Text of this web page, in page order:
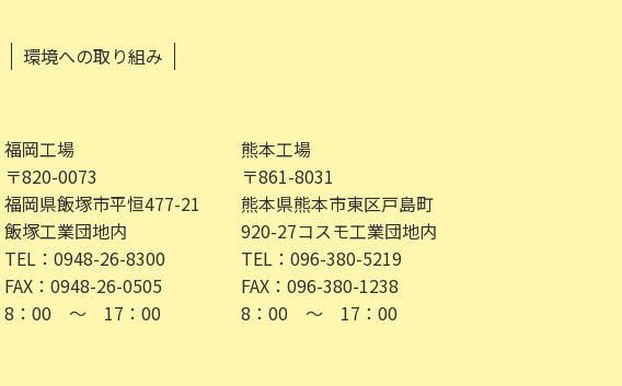
環境への取り組み
福岡工場
〒820-0073
福岡県飯塚市平恒477-21
飯塚工業団地内
TEL：0948-26-8300
FAX：0948-26-0505
8：00 ～ 17：00
熊本工場
〒861-8031
熊本県熊本市東区戸島町
920-27コスモ工業団地内
TEL：096-380-5219
FAX：096-380-1238
8：00 ～ 17：00